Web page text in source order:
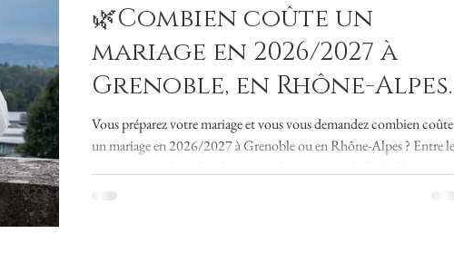
🌿Combien coûte un
mariage en 2026/2027 à
Grenoble, en Rhône-Alpes
et dans les villes
alentours ?
Vous préparez votre mariage et vous vous demandez combien coûte
un mariage en 2026/2027 à Grenoble ou en Rhône-Alpes ? Entre les
inspirations et la réalité du terrain, il est souvent difficile d’avoir une
vision claire du budget… surtout dans une région aussi dynamique